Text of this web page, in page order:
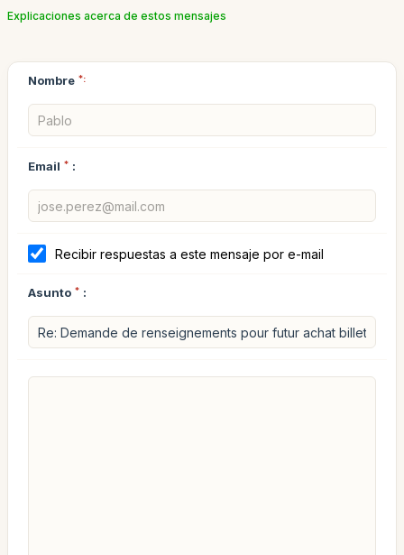
Explicaciones acerca de estos mensajes
Nombre *:
Email * :
Recibir respuestas a este mensaje por e-mail
Asunto * :